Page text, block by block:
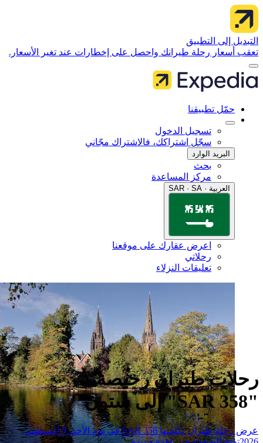
إلى التطبيق
رحلة طيرانك واحصل على إخطارات عند تغير الأسعار.
تطبيقنا
تسجيل الدخول
سجّل اشتراكك، فالاشتراك مجّاني
البريد الوارد
مركز المساعدة
اعرض عقارك على موقعنا
رحلاتي
تعليقات النزلاء
طيران رخيصة
عرض رحلة طيران تكلفتها SAR 358 في يوم الأحد، 9 أغسطس